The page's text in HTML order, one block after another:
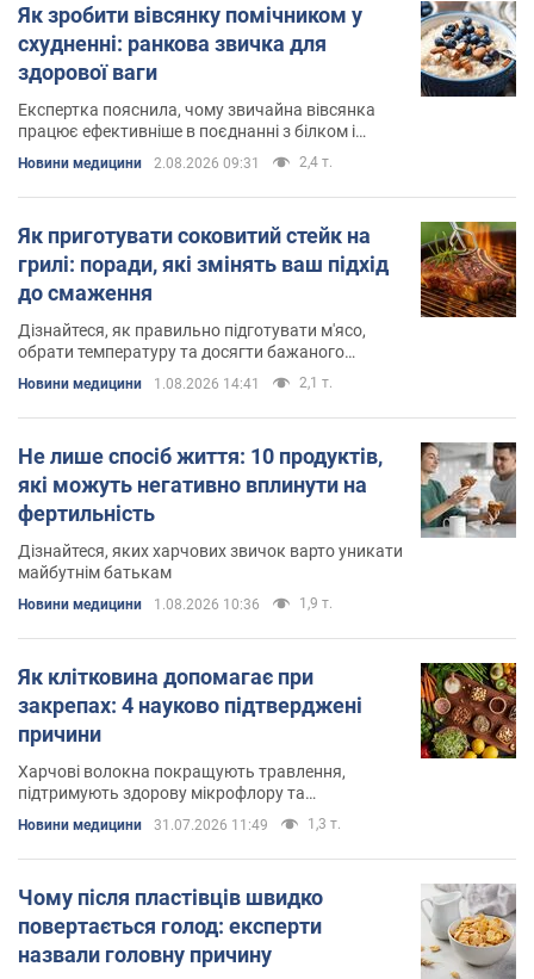
Як зробити вівсянку помічником у
схудненні: ранкова звичка для
здорової ваги
Експертка пояснила, чому звичайна вівсянка
працює ефективніше в поєднанні з білком і
Новини медицини 2.08.2026 09:31 2,4 т.
Як приготувати соковитий стейк на
грилі: поради, які змінять ваш підхід
до смаження
Дізнайтеся, як правильно підготувати м'ясо,
обрати температуру та досягти бажаного
Новини медицини 1.08.2026 14:41 2,1 т.
Не лише спосіб життя: 10 продуктів,
які можуть негативно вплинути на
фертильність
Дізнайтеся, яких харчових звичок варто уникати
майбутнім батькам
Новини медицини 1.08.2026 10:36 1,9 т.
Як клітковина допомагає при
закрепах: 4 науково підтверджені
причини
Харчові волокна покращують травлення,
підтримують здорову мікрофлору та
Новини медицини 31.07.2026 11:49 1,3 т.
Чому після пластівців швидко
повертається голод: експерти
назвали головну причину